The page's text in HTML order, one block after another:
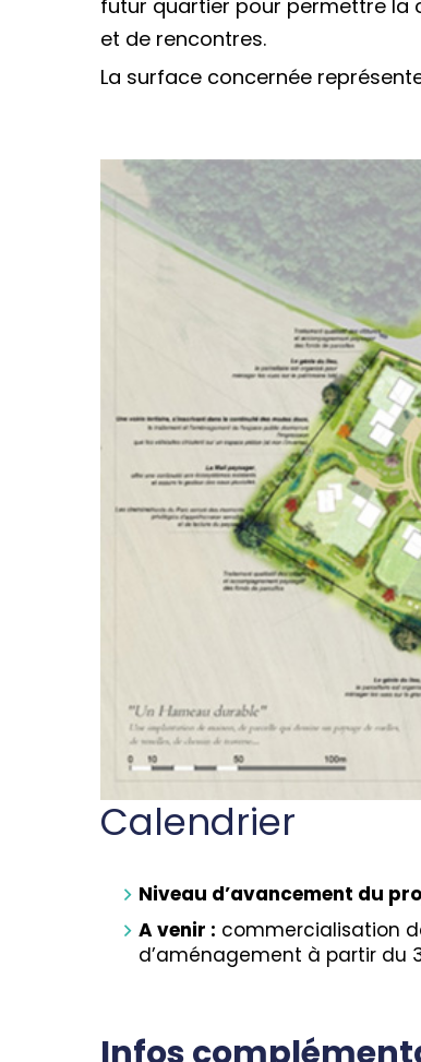
futur quartier pour permettre la
et de rencontres.
La surface concernée
Calendrier
Niveau d’avancement du
A venir : commercialisation
d’aménagement à partir du